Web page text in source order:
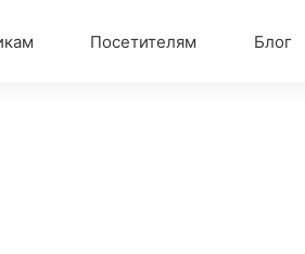
Посетителям Блог